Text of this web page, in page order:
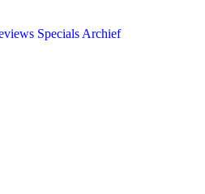
Specials Archief